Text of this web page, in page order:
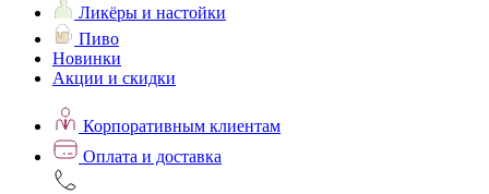
Ликёры и настойки
Пиво
Новинки
Акции и скидки
Корпоративным клиентам
Оплата и доставка